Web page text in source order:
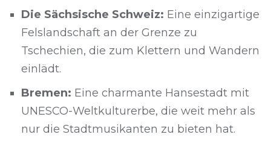
Die Sächsische Schweiz: Eine einzigartige
Felslandschaft an der Grenze zu
Tschechien, die zum Klettern und Wandern
einlädt.
Bremen: Eine charmante Hansestadt mit
UNESCO-Weltkulturerbe, die weit mehr als
nur die Stadtmusikanten zu bieten hat.